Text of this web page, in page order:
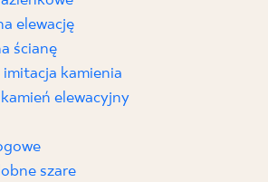
elewację
ścianę
kamienia
elewacyjny
szare